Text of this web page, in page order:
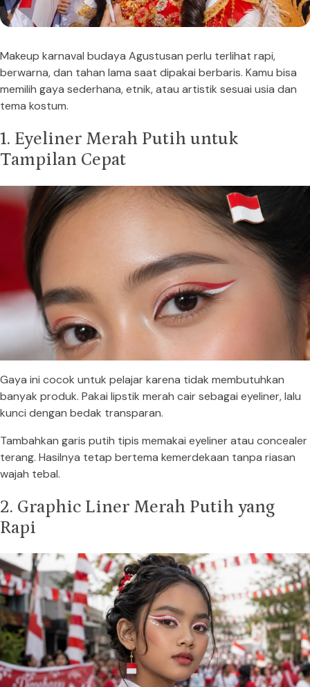
Makeup karnaval budaya Agustusan perlu terlihat rapi,
berwarna, dan tahan lama saat dipakai berbaris. Kamu bisa
memilih gaya sederhana, etnik, atau artistik sesuai usia dan
tema kostum.
1. Eyeliner Merah Putih untuk
Tampilan Cepat
Gaya ini cocok untuk pelajar karena tidak membutuhkan
banyak produk. Pakai lipstik merah cair sebagai eyeliner, lalu
kunci dengan bedak transparan.
Tambahkan garis putih tipis memakai eyeliner atau concealer
terang. Hasilnya tetap bertema kemerdekaan tanpa riasan
wajah tebal.
2. Graphic Liner Merah Putih yang
Rapi